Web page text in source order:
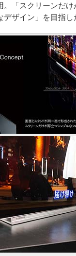
。「スクリーンだ
ザイン」を目指し